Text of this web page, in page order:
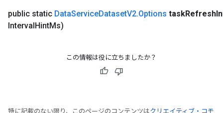
public static DataServiceDatasetV2.Options taskRefresh
IntervalHintMs)
この情報は役に立ちましたか？
特に記載のない限り、このページのコンテンツはクリエイティブ・コモ